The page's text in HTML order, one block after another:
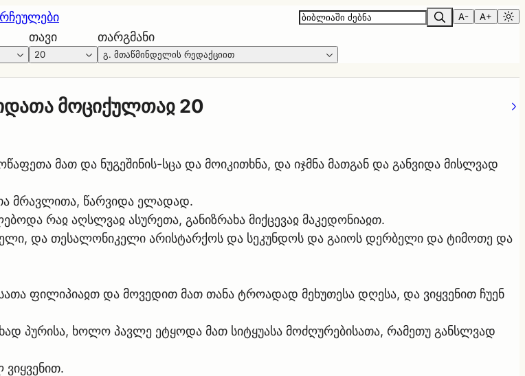
რჩეულები A- A+
თავი
20
თარგმანი
გ. მთაწმინდელის რედაქციით
მოციქულთაჲ 20
მათ და ნუგეშინის-სცა და მოიკითხნა, და იჯმნა მათგან და განვიდა მისლვად
მრავლითა, წარვიდა ელადად.
რაჲ აღსლვაჲ ასურეთა, განიზრახა მიქცევაჲ მაკედონიაჲთ.
და თესალონიკელი არისტარქოს და სეკუნდოს და გაიოს დერბელი და ტიმოთე და
ფილიპიაჲთ და მოვედით მათ თანა ტროადად მეხუთესა დღესა, და ვიყვენით ჩუენ
პურისა, ხოლო პავლე ეტყოდა მათ სიტყუასა მოძღურებისათა, რამეთუ განსლვად